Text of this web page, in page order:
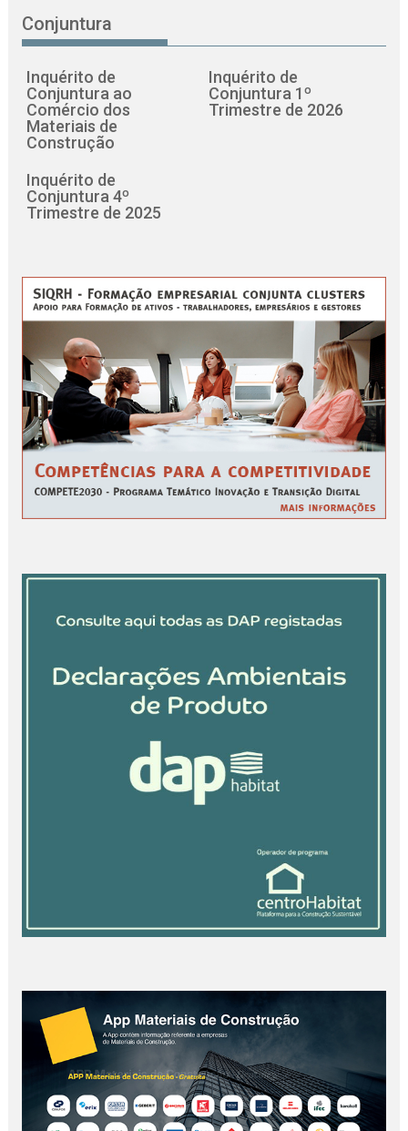
Conjuntura
Inquérito de
Conjuntura ao
Comércio dos
Materiais de
Construção
Inquérito de
Conjuntura 1º
Trimestre de 2026
Inquérito de
Conjuntura 4º
Trimestre de 2025